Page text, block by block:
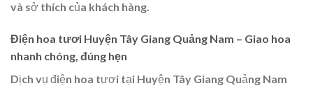
và sở thích của khách hàng.
Điện hoa tươi Huyện Tây Giang Quảng Nam – Giao hoa
nhanh chóng, đúng hẹn
Dịch vụ điện hoa tươi tại Huyện Tây Giang Quảng Nam